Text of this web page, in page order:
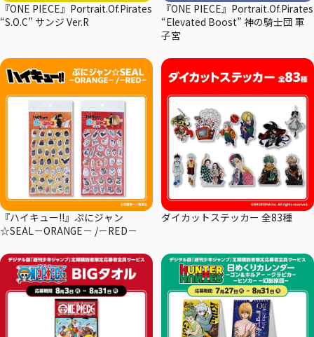
『ONE PIECE』Portrait.Of.Pirates
“S.O.C” サンジ Ver.R
『ONE PIECE』Portrait.Of.Pirates
“Elevated Boost” 神の騎士団 軍
子宮
『ハイキュー!!』ぷにジャン
☆SEAL－ORANGE－ /－RED－
ダイカットステッカー 全83種